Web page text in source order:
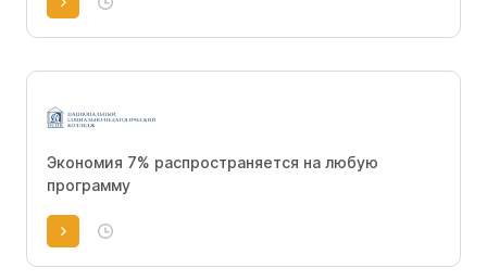
Экономия 7% распространяется на любую
программу